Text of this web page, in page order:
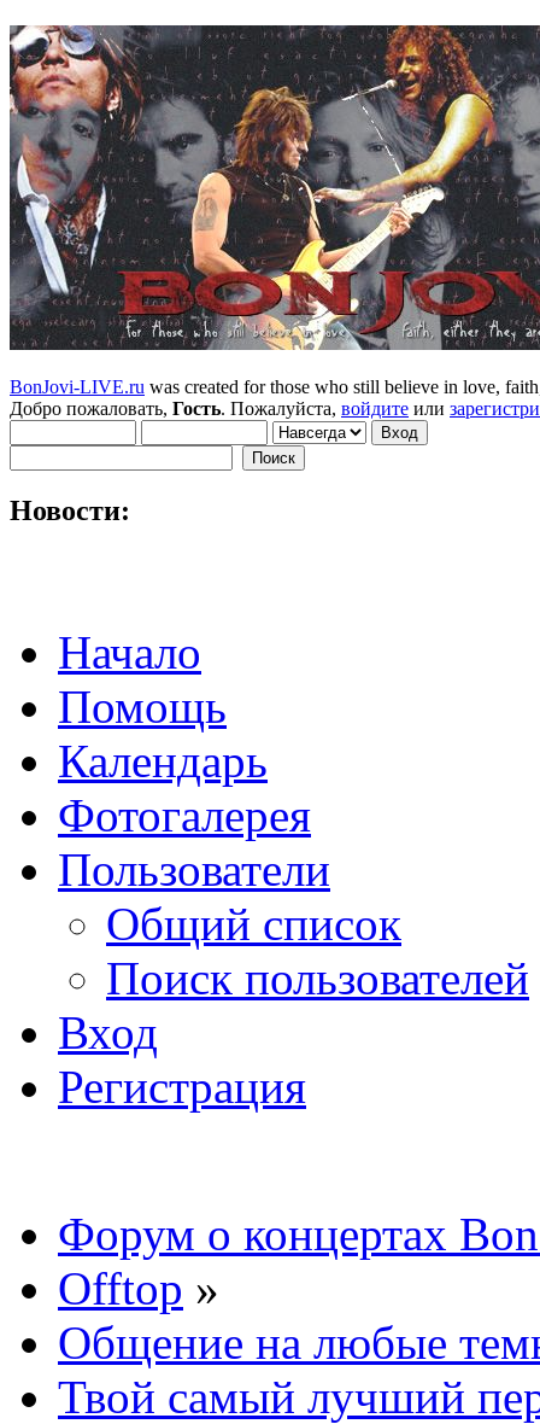
BonJovi-LIVE.ru was created for those who still believe in love,
Добро пожаловать, Гость. Пожалуйста, войдите или
Новости:
Начало
Помощь
Календарь
Фотогалерея
Пользователи
Общий список
Поиск пользователей
Вход
Регистрация
Форум о концертах
Offtop »
Общение на любые
Твой самый лучший